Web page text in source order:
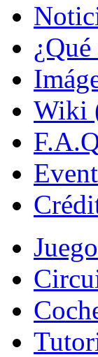
Wiki
Juego